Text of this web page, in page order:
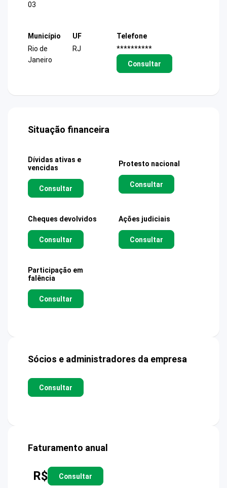
03
Município
Rio de
Janeiro
UF
RJ
Telefone
**********
Consultar
Situação financeira
Dívidas ativas e
vencidas
Consultar
Protesto nacional
Consultar
Cheques devolvidos
Consultar
Ações judiciais
Consultar
Participação em
falência
Consultar
Sócios e administradores da empresa
Consultar
Faturamento anual
R$ Consultar